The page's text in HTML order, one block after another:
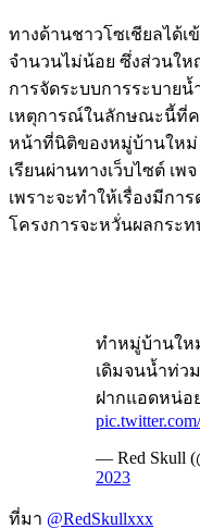
ทางด้านชาวโซเชียลได้
จำนวนไม่น้อย ซึ่งส่วนใ
การจัดระบบการระบายน้
เหตุการณ์ในลักษณะนี้ที่ค
หน้าที่นิติของหมู่บ้านใหม่
เรียนผ่านทางเว็บไซต์ เ
เพราะจะทำให้เรื่องมีกา
โครงการจะหวั่นผลกระท
ทำหมู่บ้านให
เดิมจนน้ำท่ว
ฝากแอดหน่อ
— Red Skull
2023
ที่มา @RedSkullxxx